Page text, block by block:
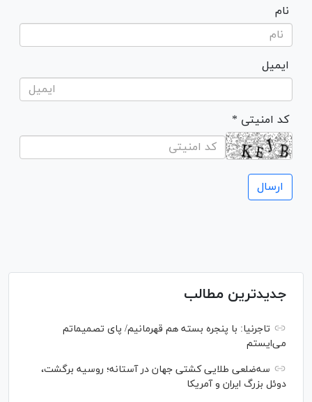
نام
ایمیل
* کد امنیتی
جدیدترین مطالب
تاجرنیا: با پنجره بسته هم قهرمانیم/ پای تصمیماتم
می‌ایستم
سه‌ضلعی طلایی کشتی جهان در آستانه؛ روسیه برگشت،
دوئل بزرگ ایران و آمریکا